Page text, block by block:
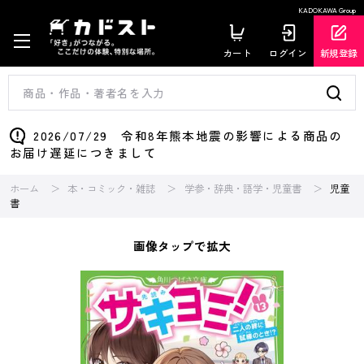
KADOKAWA Group
カート ログイン 新規登録
2026/07/29 令和8年熊本地震の影響による商品の
お届け遅延につきまして
ホーム 本・コミック・雑誌 学参・辞典・語学・児童書
児童
書
画像タップで拡大